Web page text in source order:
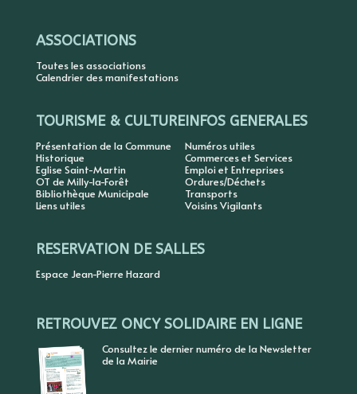
ASSOCIATIONS
Toutes les associations
Calendrier des manifestations
TOURISME & CULTURE
Présentation de la Commune
Historique
Eglise Saint-Martin
OT de Milly-la-Forêt
Bibliothèque Municipale
Liens utiles
INFOS GENERALES
Numéros utiles
Commerces et Services
Emploi et Entreprises
Ordures/Déchets
Transports
Voisins Vigilants
RESERVATION DE SALLES
Espace Jean-Pierre Hazard
RETROUVEZ ONCY SOLIDAIRE EN LIGNE
Consultez le dernier numéro de la Newsletter
de la Mairie